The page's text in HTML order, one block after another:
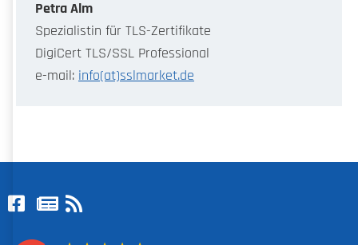
Petra Alm
Spezialistin für TLS-Zertifikate
DigiCert TLS/SSL Professional
e-mail: info(at)sslmarket.de